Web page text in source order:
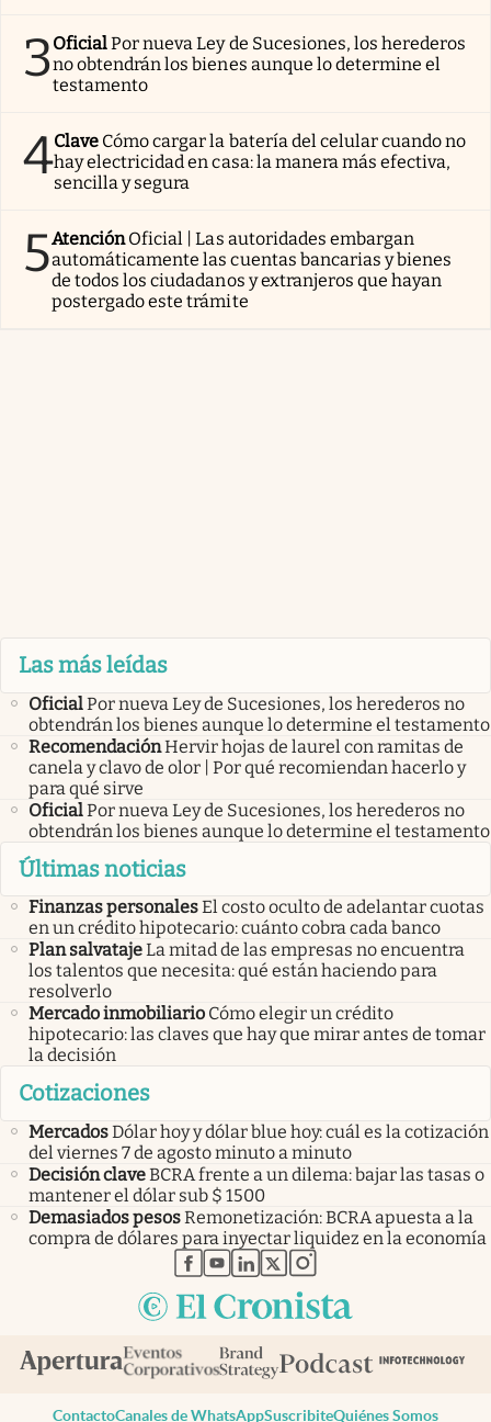
3OficialPor nueva Ley de Sucesiones, los herederos
no obtendrán los bienes aunque lo determine el
testamento
4Clave Cómo cargar la batería del celular cuando no
hay electricidad en casa: la manera más efectiva,
sencilla y segura
5AtenciónOficial | Las autoridades embargan
automáticamente las cuentas bancarias y bienes
de todos los ciudadanos y extranjeros que hayan
postergado este trámite
Las más leídas
OficialPor nueva Ley de Sucesiones, los herederos no
obtendrán los bienes aunque lo determine el testamento
RecomendaciónHervir hojas de laurel con ramitas de
canela y clavo de olor | Por qué recomiendan hacerlo y
para qué sirve
OficialPor nueva Ley de Sucesiones, los herederos no
obtendrán los bienes aunque lo determine el testamento
Últimas noticias
Finanzas personalesEl costo oculto de adelantar cuotas
en un crédito hipotecario: cuánto cobra cada banco
Plan salvatajeLa mitad de las empresas no encuentra
los talentos que necesita: qué están haciendo para
resolverlo
Mercado inmobiliario Cómo elegir un crédito
hipotecario: las claves que hay que mirar antes de tomar
la decisión
Cotizaciones
MercadosDólar hoy y dólar blue hoy: cuál es la cotización
del viernes 7 de agosto minuto a minuto
Decisión claveBCRA frente a un dilema: bajar las tasas o
mantener el dólar sub $ 1500
Demasiados pesosRemonetización: BCRA apuesta a la
compra de dólares para inyectar liquidez en la economía
abre en nueva pestaña
abre en nueva pestaña
abre en nueva pestaña
abre en nueva pestaña
abre en nueva pestaña
ContactoCanales de WhatsAppSuscribiteQuiénes Somos